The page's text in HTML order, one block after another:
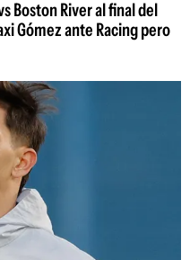
Boston River al final del
Gómez ante Racing pero